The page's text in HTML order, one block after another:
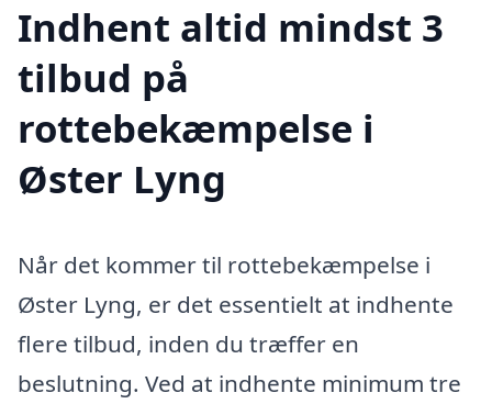
Indhent altid mindst 3
tilbud på
rottebekæmpelse i
Øster Lyng
Når det kommer til rottebekæmpelse i
Øster Lyng, er det essentielt at indhente
flere tilbud, inden du træffer en
beslutning. Ved at indhente minimum tre